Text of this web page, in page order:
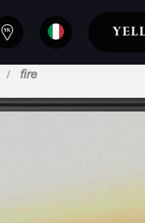
fire